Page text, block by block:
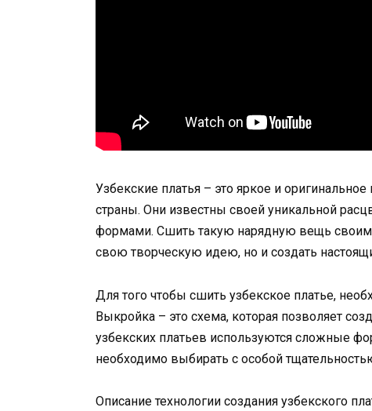
Узбекские платья – это яркое и
страны. Они известны своей уникальной
формами. Сшить такую нарядную вещь
свою творческую идею, но и создать
Для того чтобы сшить узбекское платье,
Выкройка – это схема, которая позволяет
узбекских платьев используются сложные
необходимо выбирать с особой
Описание технологии создания узбекского